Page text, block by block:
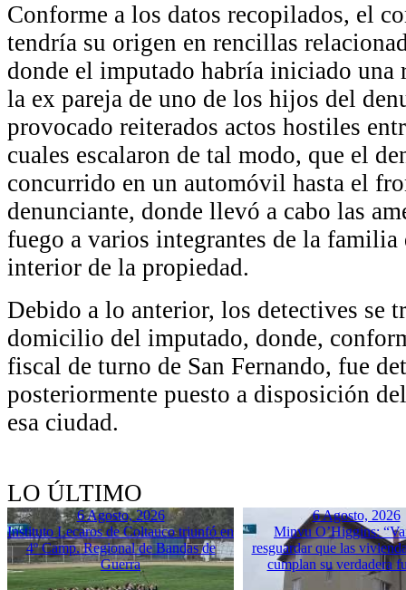
Conforme a los datos recopilados, el
tendría su origen en rencillas
donde el imputado habría iniciado una
la ex pareja de uno de los hijos del
provocado reiterados actos hostiles
cuales escalaron de tal modo, que el
concurrido en un automóvil hasta el
denunciante, donde llevó a cabo las
fuego a varios integrantes de la familia
interior de la propiedad.
Debido a lo anterior, los detectives se
domicilio del imputado, donde,
fiscal de turno de San Fernando, fue
posteriormente puesto a disposición
esa ciudad.
LO ÚLTIMO
6 Agosto, 2026
Instituto Lecaros de Coltauco triunfó en
4º Camp. Regional de Bandas de
Guerra
6 Agosto, 2026
Minvu O’Higgins:
resguardar que las
cumplan su verdadera